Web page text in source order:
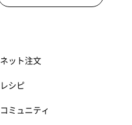
ネット注文
レシピ
コミュニティ